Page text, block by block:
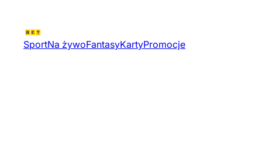
SportNa żywoFantasyKartyPromocje